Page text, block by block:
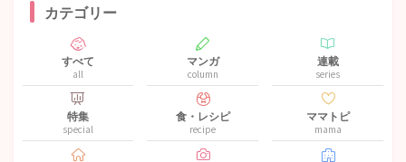
カテゴリー
すべて
all
マンガ
column
連載
series
特集
special
食・レシピ
recipe
ママトピ
mama